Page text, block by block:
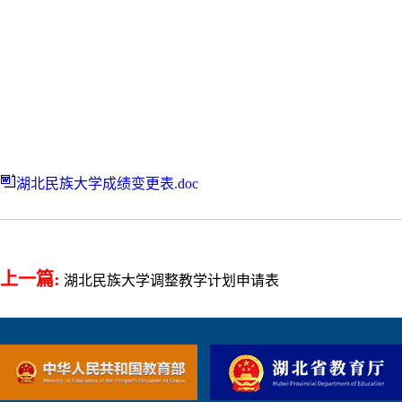
湖北民族大学成绩变更表.doc
上一篇: 湖北民族大学调整教学计划申请表